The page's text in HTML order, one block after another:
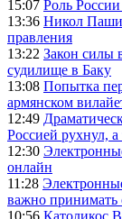
15:07 Роль
13:36 Никол
правления
13:22 Закон силы
судилище в Баку
13:08 Попытка
армянском
12:49
Россией рухнул,
12:30
онлайн
11:28
важно принимать